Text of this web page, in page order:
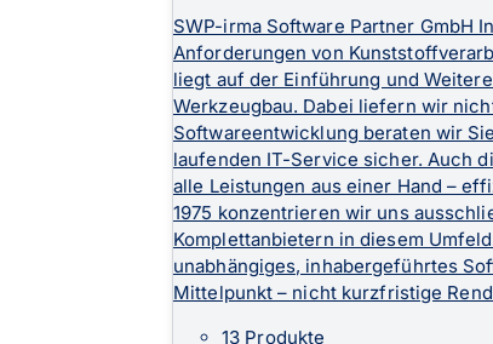
SWP-irma Software Partner GmbH
Anforderungen von
liegt auf der Einführung und
Werkzeugbau. Dabei liefern wir
Softwareentwicklung beraten wir
laufenden IT-Service sicher. Auch
alle Leistungen aus einer Hand –
1975 konzentrieren wir uns
Komplettanbietern in diesem
unabhängiges, inhabergeführtes
Mittelpunkt – nicht kurzfristige
13 Produkte